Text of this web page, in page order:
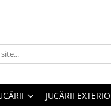
JUCĂRII